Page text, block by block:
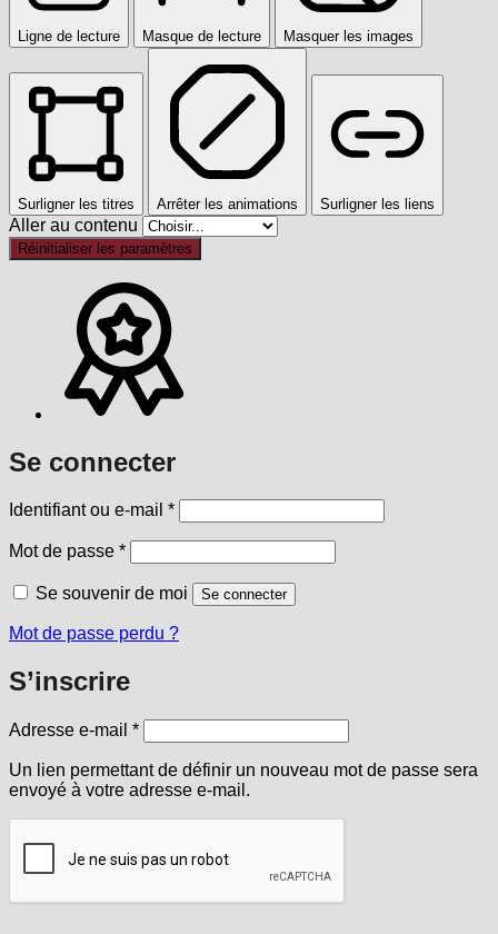
Ligne de lecture Masque de lecture Masquer les images
Surligner les titres Arrêter les animations Surligner les liens
Aller au contenu
Réinitialiser les paramètres
Se connecter
Identifiant ou e-mail *Obligatoire
Mot de passe *Obligatoire
Se souvenir de moi Se connecter
Mot de passe perdu ?
S’inscrire
Adresse e-mail *Obligatoire
Un lien permettant de définir un nouveau mot de passe sera
envoyé à votre adresse e-mail.